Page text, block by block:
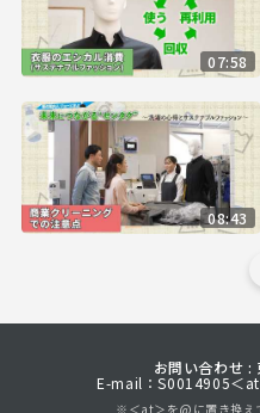
07:58
08:43
お問い合わせ :
E-mail：S0014905＜
※＜at＞を@に置き換え